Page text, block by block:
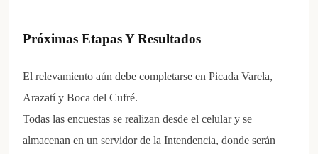
Próximas Etapas Y Resultados
El relevamiento aún debe completarse en Picada Varela,
Arazatí y Boca del Cufré.
Todas las encuestas se realizan desde el celular y se
almacenan en un servidor de la Intendencia, donde serán